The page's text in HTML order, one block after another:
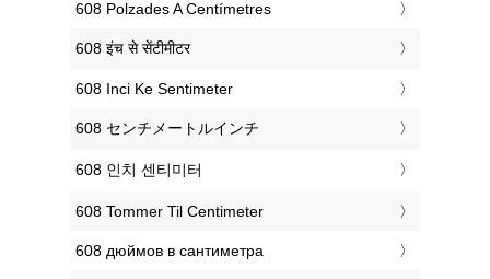
‎608 Polzades A Centímetres
‎608 इंच से सेंटीमीटर
‎608 Inci Ke Sentimeter
‎608 センチメートルインチ
‎608 인치 센티미터
‎608 Tommer Til Centimeter
‎608 дюймов в сантиметра